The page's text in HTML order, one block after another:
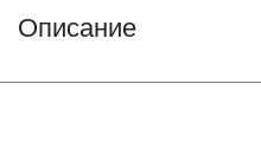
Описание